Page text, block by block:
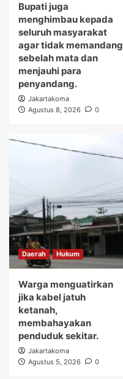
Bupati juga
menghimbau kepada
seluruh masyarakat
agar tidak memandang
sebelah mata dan
menjauhi para
penyandang.
Jakartakoma
Agustus 8, 2026
0
Daerah Hukum
Warga menguatirkan
jika kabel jatuh
ketanah,
membahayakan
penduduk sekitar.
Jakartakoma
Agustus 5, 2026
0